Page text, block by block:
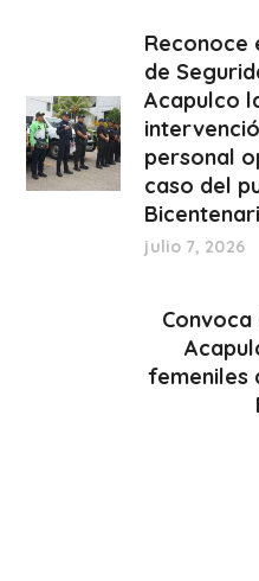
Reconoce
de
Acapulco
personal
caso del
julio 7, 2026
femeniles